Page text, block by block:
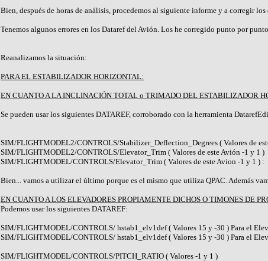
Bien, después de horas de análisis, procedemos al siguiente informe y a corregir
Tenemos algunos errores en los Dataref del Avión. Los he corregido punto por punto.
Reanalizamos la situación:
PARA EL ESTABILIZADOR HORIZONTAL:
EN CUANTO A LA INCLINACIÓN TOTAL o TRIMADO DEL ESTABILIZADOR
Se pueden usar los siguientes DATAREF, corroborado con la herramienta
SIM/FLIGHTMODEL2/CONTROLS/Stabilizer_Deflection_Degrees ( Valores de
SIM/FLIGHTMODEL2/CONTROLS/Elevator_Trim ( Valores de este Avión -1 y 1 )
SIM/FLIGHTMODEL/CONTROLS/Elevator_Trim ( Valores de este Avion -1 y 1 ) :
Bien... vamos a utilizar el último porque es el mismo que utiliza QPAC. Además
EN CUANTO A LOS ELEVADORES PROPIAMENTE DICHOS O TIMONES DE
Podemos usar los siguientes DATAREF:
SIM/FLIGHTMODEL/CONTROLS/ hstab1_elv1def ( Valores 15 y -30 ) Para el
SIM/FLIGHTMODEL/CONTROLS/ hstab1_elv1def ( Valores 15 y -30 ) Para el
SIM/FLIGHTMODEL/CONTROLS/PITCH_RATIO ( Valores -1 y 1 )